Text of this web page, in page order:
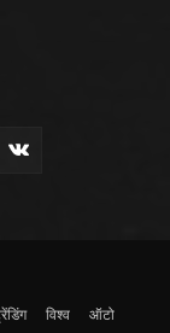
विश्व
ऑटो